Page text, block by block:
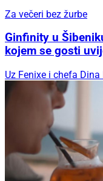
Za večeri bez žurbe
Ginfinity u
kojem se gosti
Uz Fenixe i chefa Dina